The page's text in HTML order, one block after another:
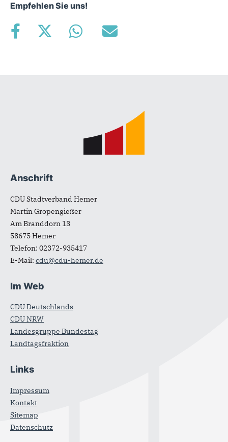
Empfehlen Sie uns!
Anschrift
CDU Stadtverband Hemer
Martin Gropengießer
Am Branddorn 13
58675Hemer
Telefon: 02372-935417
E-Mail: cdu@cdu-hemer.de
Im Web
CDU Deutschlands
CDU NRW
Landesgruppe Bundestag
Landtagsfraktion
Links
Impressum
Kontakt
Sitemap
Datenschutz